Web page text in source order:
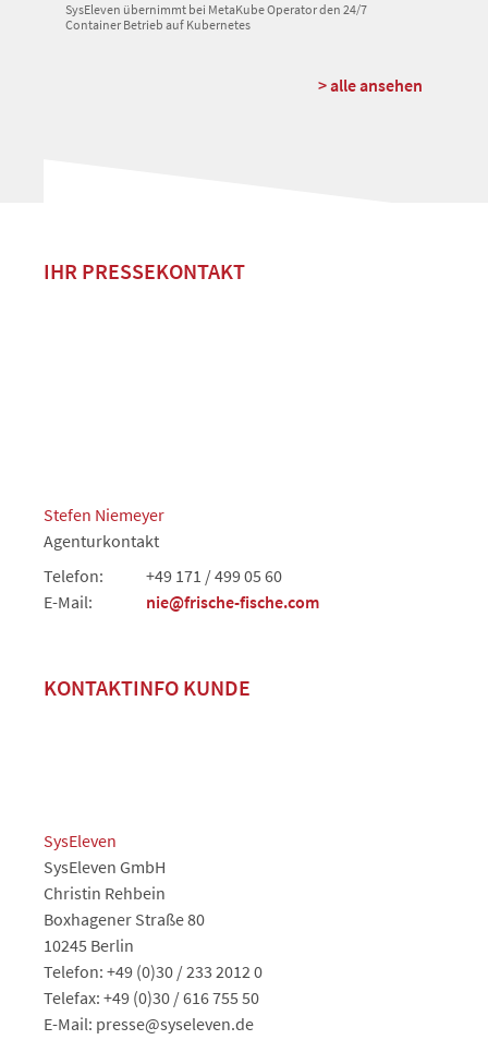
SysEleven übernimmt bei MetaKube Operator den 24/7
Container Betrieb auf Kubernetes
> alle ansehen
IHR PRESSEKONTAKT
Stefen Niemeyer
Agenturkontakt
Telefon:
+49 171 / 499 05 60
E-Mail:
nie@frische-fische.com
KONTAKTINFO KUNDE
SysEleven
SysEleven GmbH
Christin Rehbein
Boxhagener Straße 80
10245 Berlin
Telefon: +49 (0)30 / 233 2012 0
Telefax: +49 (0)30 / 616 755 50
E-Mail: presse@syseleven.de